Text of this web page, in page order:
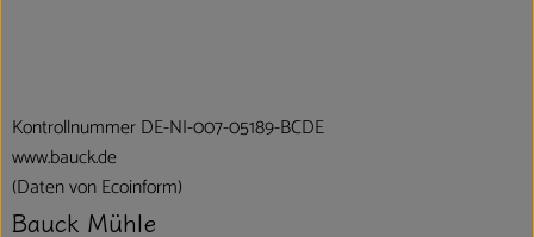
Kontrollnummer DE-NI-007-05189-BCDE
www.bauck.de
(Daten von Ecoinform)
Bauck Mühle